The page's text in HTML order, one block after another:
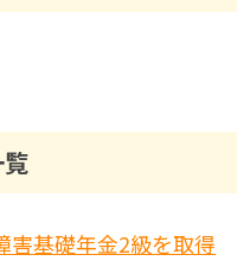
害基礎年金2級を取得